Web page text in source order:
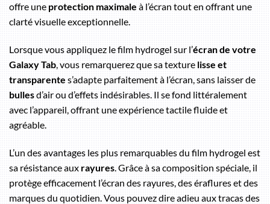
offre uneprotection maximaleà l’écran tout en offrant une
clarté visuelle exceptionnelle.
Lorsque vous appliquez le film hydrogel sur l’écran de votre
Galaxy Tab, vous remarquerez que sa texturelisse et
transparentes’adapte parfaitement à l’écran, sans laisser de
bullesd’air ou d’effets indésirables. Il se fond littéralement
avec l’appareil, offrant une expérience tactile fluide et
agréable.
L’un des avantages les plus remarquables du film hydrogel est
sa résistance auxrayures. Grâce à sa composition spéciale, il
protège efficacement l’écran des rayures, des éraflures et des
marques du quotidien. Vous pouvez dire adieu aux tracas des